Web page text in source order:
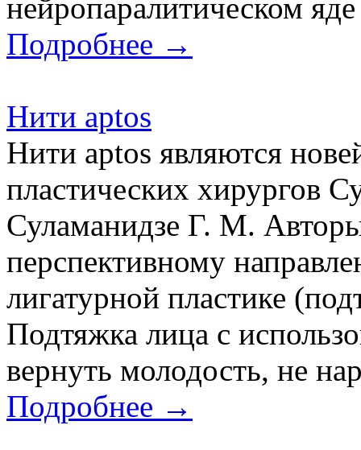
нейропаралитическом
Подробнее →
Нити aptos
Нити aptos являются
пластических хирургов
Суламанидзе Г. М.
перспективному
лигатурной пластике
Подтяжка лица с
вернуть молодость, не
Подробнее →